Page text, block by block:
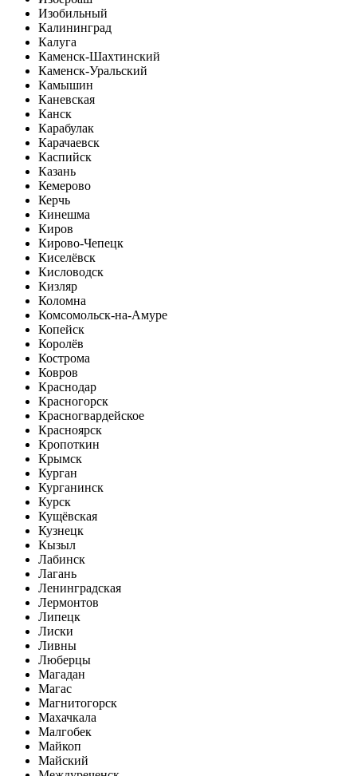
Изобильный
Калининград
Калуга
Каменск-Шахтинский
Каменск-Уральский
Камышин
Каневская
Канск
Карабулак
Карачаевск
Каспийск
Казань
Кемерово
Керчь
Кинешма
Киров
Кирово-Чепецк
Киселёвск
Кисловодск
Кизляр
Коломна
Комсомольск-на-Амуре
Копейск
Королёв
Кострома
Ковров
Краснодар
Красногорск
Красногвардейское
Красноярск
Кропоткин
Крымск
Курган
Курганинск
Курск
Кущёвская
Кузнецк
Кызыл
Лабинск
Лагань
Ленинградская
Лермонтов
Липецк
Лиски
Ливны
Люберцы
Магадан
Магас
Магнитогорск
Махачкала
Малгобек
Майкоп
Майский